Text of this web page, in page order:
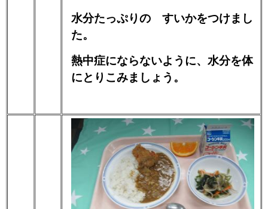
水分たっぷりの すいかをつけまし
た。
熱中症にならないように、水分を体
にとりこみましょう。